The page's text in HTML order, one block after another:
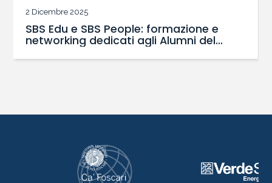
2 Dicembre 2025
SBS Edu e SBS People: formazione e
networking dedicati agli Alumni del